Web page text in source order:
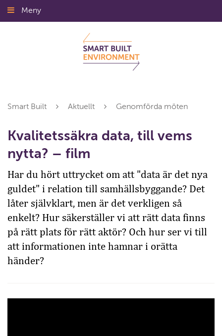
Gå
till
Meny
Smart Built Aktuellt Genomförda möten
Kvalitetssäkra data, till vems
nytta? – film
Har du hört uttrycket om att "data är det nya
guldet" i relation till samhällsbyggande? Det
låter självklart, men är det verkligen så
enkelt? Hur säkerställer vi att rätt data finns
på rätt plats för rätt aktör? Och hur ser vi till
att informationen inte hamnar i orätta
händer?